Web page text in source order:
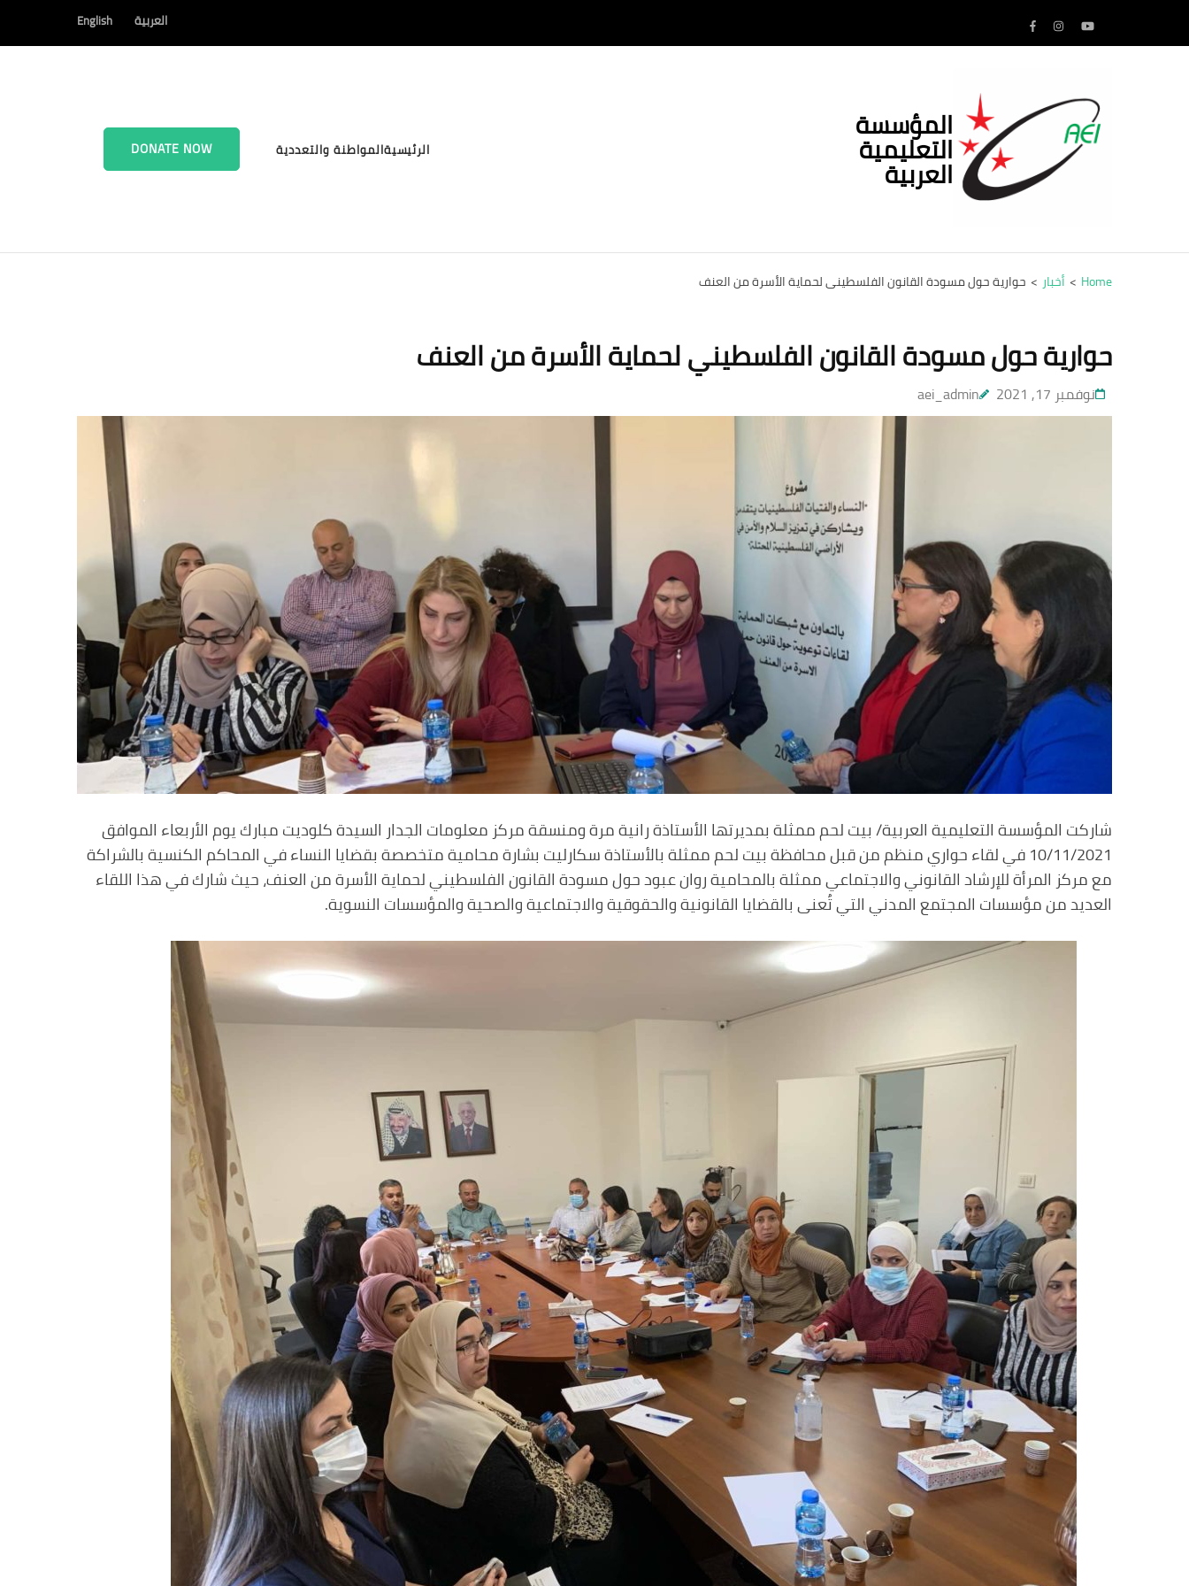
English العربية
المؤسسة
التعليمية
العربية
الرئيسيةالمواطنة والتعددية DONATE NOW
Home
>أخبار > حوارية حول مسودة القانون الفلسطيني لحماية الأسرة من العنف
حوارية حول مسودة القانون الفلسطيني لحماية الأسرة من العنف
نوفمبر 17, 2021 aei_admin
شاركت المؤسسة التعليمية العربية/ بيت لحم ممثلة بمديرتها الأستاذة رانية مرة ومنسقة مركز معلومات الجدار السيدة كلوديت مبارك يوم الأربعاء الموافق
10/11/2021 في لقاء حواري منظم من قبل محافظة بيت لحم ممثلة بالأستاذة سكارليت بشارة محامية متخصصة بقضايا النساء في المحاكم الكنسية بالشراكة
مع مركز المرأة للإرشاد القانوني والاجتماعي ممثلة بالمحامية روان عبود حول مسودة القانون الفلسطيني لحماية الأسرة من العنف، حيث شارك في هذا اللقاء
العديد من مؤسسات المجتمع المدني التي تُعنى بالقضايا القانونية والحقوقية والاجتماعية والصحية والمؤسسات النسوية.